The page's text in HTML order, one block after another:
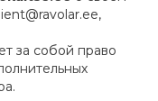
,
за собой право